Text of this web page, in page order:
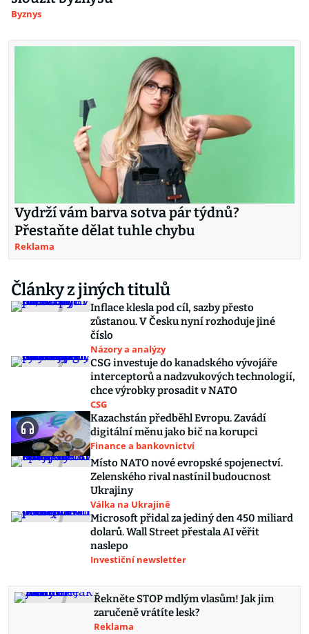
Byznys
Vydrží vám barva sotva pár týdnů?
Přestaňte dělat tuhle chybu
Reklama
Články z jiných titulů
Inflace klesla pod cíl, sazby přesto
zůstanou. V Česku nyní rozhoduje jiné
číslo
Názory a analýzy
CSG investuje do kanadského vývojáře
interceptorů a nadzvukových technologií,
chce výrobky prosadit v NATO
CSG
Kazachstán předběhl Evropu. Zavádí
digitální měnu jako bič na korupci
Finance a bankovnictví
Místo NATO nové evropské spojenectví.
Zelenského rival nastínil budoucnost
Ukrajiny
Válka na Ukrajině
Microsoft přidal za jediný den 450 miliard
dolarů. Wall Street přestala AI věřit
naslepo
Investiční newsletter
Řekněte STOP mdlým vlasům! Jak jim
zaručeně vrátíte lesk?
Reklama